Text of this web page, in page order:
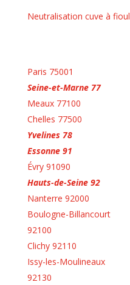
Neutralisation cuve à fioul
Paris 75001
Seine-et-Marne 77
Meaux 77100
Chelles 77500
Yvelines 78
Essonne 91
Évry 91090
Hauts-de-Seine 92
Nanterre 92000
Boulogne-Billancourt
92100
Clichy 92110
Issy-les-Moulineaux
92130